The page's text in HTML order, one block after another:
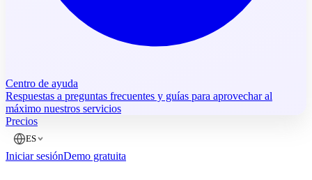
Centro de ayuda
Respuestas a preguntas frecuentes y guías para aprovechar al
máximo nuestros servicios
Precios
ES
Iniciar sesiónDemo gratuita